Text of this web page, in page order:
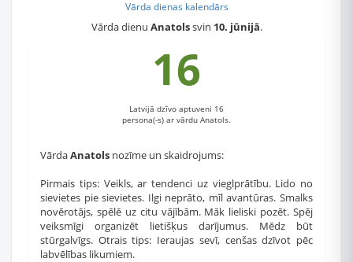
Vārda dienas kalendārs
Vārda dienu Anatolssvin 10. jūnijā.
16
Latvijā dzīvo aptuveni 16
persona(-s) ar vārdu Anatols.
VārdaAnatols nozīme un skaidrojums:
Pirmais tips: Veikls, ar tendenci uz vieglprātību. Lido no
sievietes pie sievietes. Ilgi neprāto, mīl avantūras. Smalks
novērotājs, spēlē uz citu vājībām. Māk lieliski pozēt. Spēj
veiksmīgi organizēt lietišķus darījumus. Mēdz būt
stūrgalvīgs. Otrais tips: Ieraujas sevī, cenšas dzīvot pēc
labvēlības likumiem.